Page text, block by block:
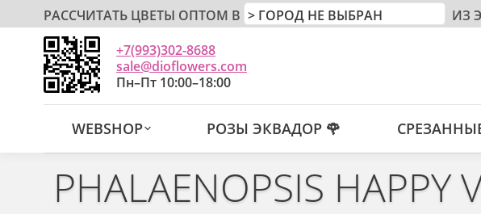
РАССЧИТАТЬ ЦВЕТЫ ОПТОМ В ИЗ
+7(993)302-8688
sale@dioflowers.com
Пн–Пт 10:00–18:00
WEBSHOP РОЗЫ ЭКВАДОР 🌹
PHALAENOPSIS